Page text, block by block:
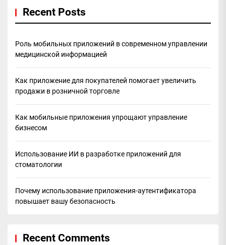
Recent Posts
Роль мобильных приложений в современном управлении
медицинской информацией
Как приложение для покупателей помогает увеличить
продажи в розничной торговле
Как мобильные приложения упрощают управление
бизнесом
Использование ИИ в разработке приложений для
стоматологии
Почему использование приложения-аутентификатора
повышает вашу безопасность
Recent Comments